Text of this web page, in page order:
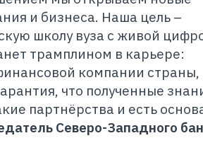
и бизнеса. Наша цель –
школу вуза с живой
трамплином в карьере:
компании страны,
что полученные
партнёрства и есть
Северо-Западного